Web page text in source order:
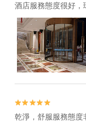
酒店服務態度很好，


乾淨，舒服服務態度